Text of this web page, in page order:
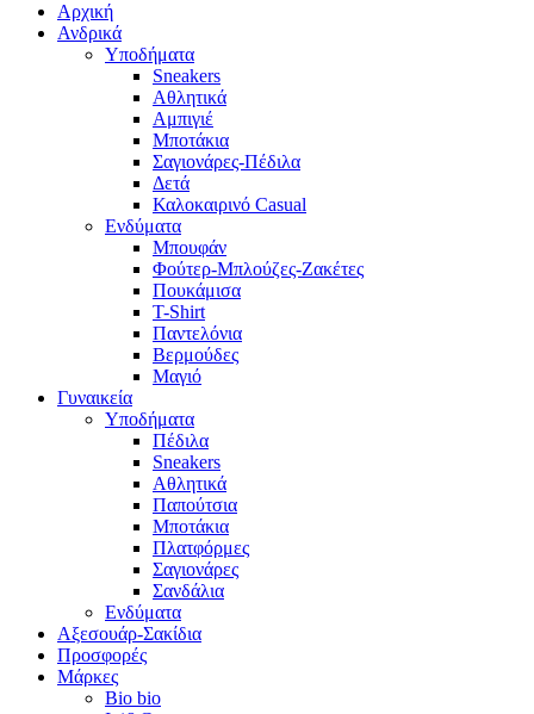
Αρχική
Ανδρικά
Υποδήματα
Sneakers
Αθλητικά
Αμπιγιέ
Μποτάκια
Σαγιονάρες-Πέδιλα
Δετά
Καλοκαιρινό Casual
Ενδύματα
Μπουφάν
Φούτερ-Μπλούζες-Ζακέτες
Πουκάμισα
T-Shirt
Παντελόνια
Βερμούδες
Μαγιό
Γυναικεία
Υποδήματα
Πέδιλα
Sneakers
Αθλητικά
Παπούτσια
Μποτάκια
Πλατφόρμες
Σαγιονάρες
Σανδάλια
Ενδύματα
Αξεσουάρ-Σακίδια
Προσφορές
Μάρκες
Bio bio